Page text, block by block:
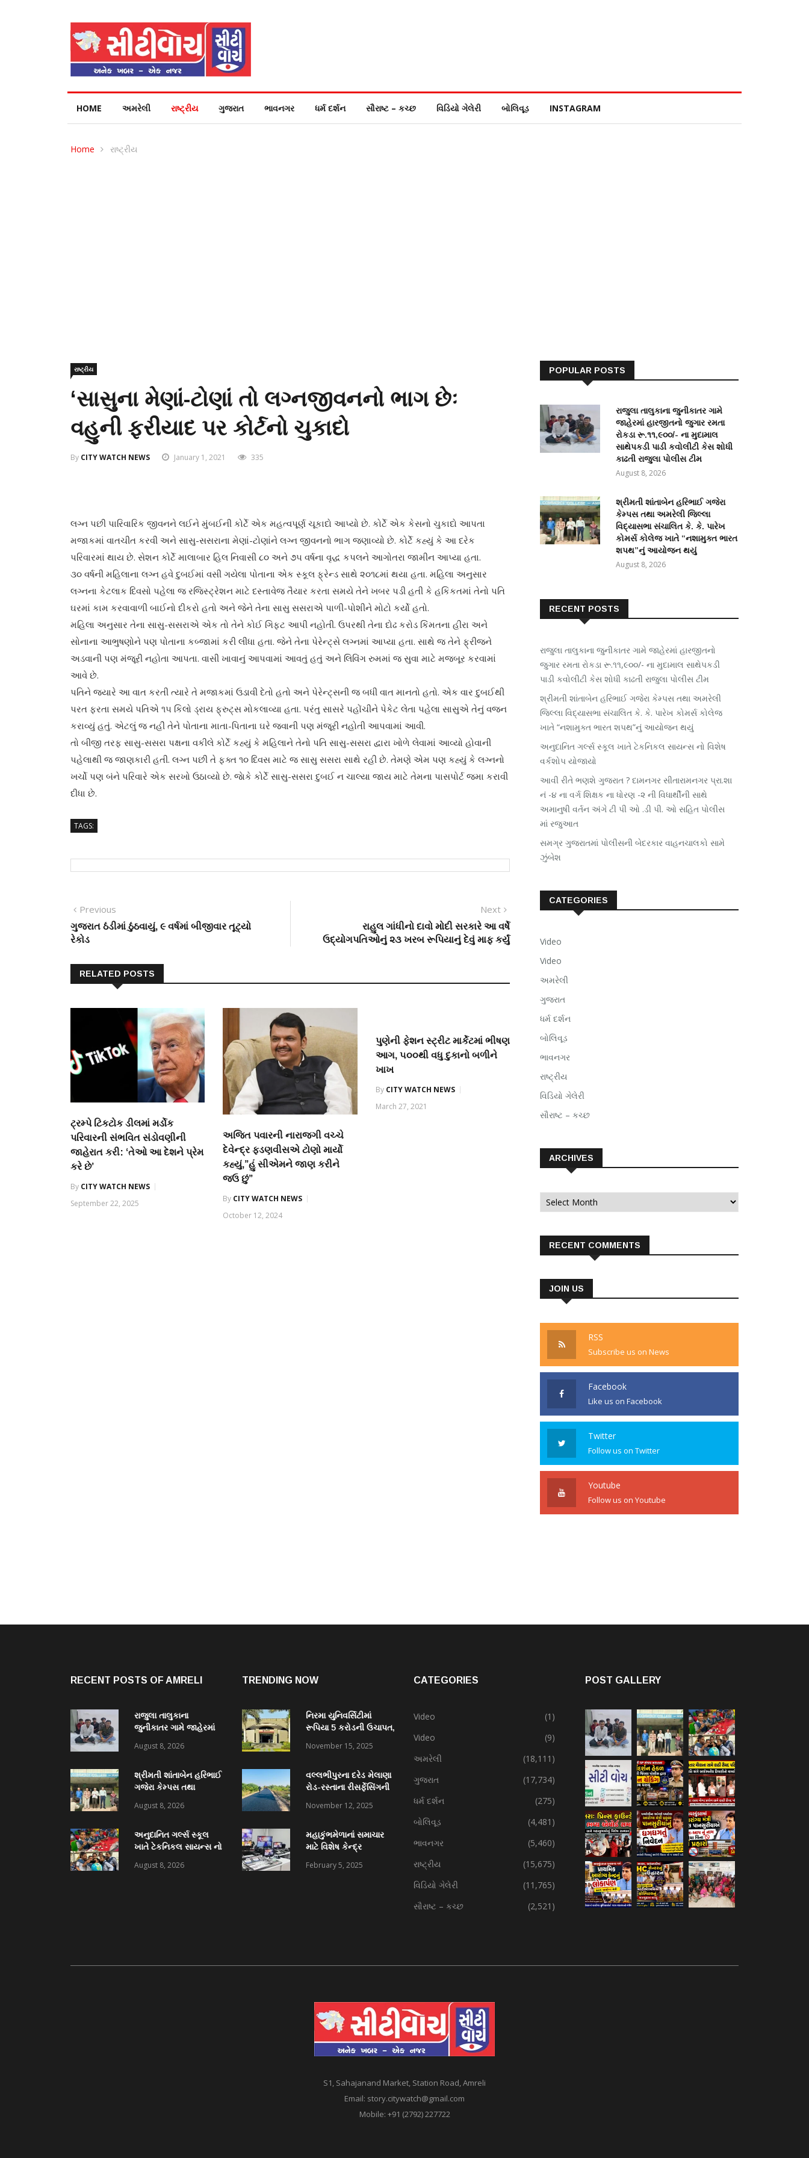
HOME અમરેલી રાષ્ટ્રીય ગુજરાત ભાવનગર ધર્મ દર્શન સૌરાષ્ટ – કચ્છ વિડિયો ગેલેરી બોલિવૂડ INSTAGRAM
Home રાષ્ટ્રીય
રાષ્ટ્રીય
‘સાસુના મેણાં-ટોણાં તો લગ્નજીવનનો ભાગ છેઃ
વહુની ફરીયાદ પર કોર્ટનો ચુકાદો
By CITY WATCH NEWS January 1, 2021 335
લગ્ન પછી પારિવારિક જીવનને લઈને મુંબઈની કોર્ટે એક મહત્વપૂર્ણ ચૂકાદો આપ્યો છે. કોર્ટે એક કેસનો ચુકાદો આપતા
મજાકમાં વાતચીત કરવી અને સાસુ-સસરાના મેણાં-ટોણાંને લગ્ન જીવનનો ભાગ જણાવ્યો છે. કોર્ટે કહ્યું કે આ દરેક
પરિવારમાં થાય છે. સેશન કોર્ટે માલાબાર હિલ નિવાસી ૮૦ અને ૭૫ વર્ષના વૃદ્ધ કપલને આગોતરા જામીન આપ્યા હતા.
૩૦ વર્ષની મહિલાના લગ્ન હવે દુબઈમાં વસી ગયેલા પોતાના એક સ્કૂલ ફ્રેન્ડ સાથે ૨૦૧૮માં થયા હતા. મહિલા અનુસાર
લગ્નના કેટલાક દિવસો પહેલા જ રજિસ્ટ્રેશન માટે દસ્તાવેજ તૈયાર કરતા સમયે તેને ખબર પડી હતી કે હકિકતમાં તેનો પતિ
ઘરમાં કામ કરવાવાળી બાઈનો દીકરો હતો અને જેને તેના સાસુ સસરાએ પાળી-પોશીને મોટો કર્યો હતો.
મહિલા અનુસાર તેના સાસુ-સસરાએ એક તો તેને કોઈ ગિફ્ટ આપી નહોતી. ઉપરથી તેના દોઢ કરોડ કિંમતના હીરા અને
સોનાના આભુષણોને પણ પોતાના કબ્જામાં કરી લીધા હતા. જેને તેના પેરેન્ટ્‌સે લગ્નમાં આપ્યા હતા. સાથે જ તેને ફ્રીજને
અડવાની પણ મંજૂરી નહોતા આપતા. વાસી ખાવાનું આપવામાં આવતું હતું અને લિવિંગ રુમમાં જ સુવા માટે મજબૂર કરવામાં
આવે છે.
પતિને જ્યારે આ વાત કરતી ત્યારે તે મજાકમાં ઉડાવી દેતો હતો અને પેરેન્ટ્‌સની જ બધી વાત માનતો હતો. એક વાર દુબઈથી
પરત ફરતા સમયે પતિએ ૧૫ કિલો ડ્રાય ફ્રુટ્‌સ મોકલાવ્યા હતા. પરંતુ સાસરે પહોંચીને પેકેટ લેતા પહેલા સાસુએ તેનું વજન
કરાવ્યું હતું. એટલું જ નહીં તેને પોતાના માતા-પિતાના ઘરે જવાની પણ મંજૂરી નહોતી આપવામાં આવી.
તો બીજી તરફ સાસુ-સસરા પક્ષના વકીલે કોર્ટે કહ્યું કે મહિલાને તેનો પતિ સાસુ-સસરા દ્વારા ખોળે લેવામાં આવ્યો હોવાની
પહેલાથી જ જાણકારી હતી. લગ્ન પછી તે ફક્ત ૧૦ દિવસ માટે જ સાસુ સસરા સાથે રહી છે. તેમણે એમ પણ કહ્યું કે લગ્નનો
ખર્ચો પણ બંને પરિવારે એક સરખો ઉઠાવ્યો છે. જાેકે કોર્ટે સાસુ-સસરા દુબઈ ન ચાલ્યા જાય માટે તેમના પાસપોર્ટ જમા કરાવી
દીધા છે.
TAGS:
Post
navigation
Previous
post:
ગુજરાત ઠંડીમાં ઠુંઠવાયું, ૯ વર્ષમાં બીજીવાર તૂટ્યો
રેકોડ
Next
post:
રાહુલ ગાંધીનો દાવો મોદી સરકારે આ વર્ષે
ઉદ્યોગપતિઓનું ૨૩ ખરબ રૂપિયાનું દેવું માફ કર્યું
RELATED POSTS
ટ્રમ્પે ટિકટોક ડીલમાં મર્ડોક
પરિવારની સંભવિત સંડોવણીની
જાહેરાત કરી: ‘તેઓ આ દેશને પ્રેમ
કરે છે’
By CITY WATCH NEWS
September 22, 2025
અજિત પવારની નારાજગી વચ્ચે
દેવેન્દ્ર ફડણવીસએ ટોણો માર્યો
કહ્યું,”હું સીએમને જાણ કરીને
જઉ છું”
By CITY WATCH NEWS
October 12, 2024
પુણેની ફેશન સ્ટ્રીટ માર્કેટમાં ભીષણ
આગ, ૫૦૦થી વધુ દુકાનો બળીને
ખાખ
By CITY WATCH NEWS
March 27, 2021
POPULAR POSTS
રાજુલા તાલુકાના જુનીકાતર ગામે
જાહેરમાં હારજીતનો જુગાર રમતા
રોકડા રૂ.૧૧,૯૦૦/- ના મુદામાલ
સાથેપકડી પાડી કવોલીટી કેસ શોધી
કાઢતી રાજુલા પોલીસ ટીમ
August 8, 2026
શ્રીમતી શાંતાબેન હરિભાઈ ગજેરા
કેમ્પસ તથા અમરેલી જિલ્લા
વિદ્યાસભા સંચાલિત કે. કે. પારેખ
કોમર્સ કોલેજ ખાતે “નશામુક્ત ભારત
શપથ”નું આયોજન થયું
August 8, 2026
RECENT POSTS
રાજુલા તાલુકાના જુનીકાતર ગામે જાહેરમાં હારજીતનો
જુગાર રમતા રોકડા રૂ.૧૧,૯૦૦/- ના મુદામાલ સાથેપકડી
પાડી કવોલીટી કેસ શોધી કાઢતી રાજુલા પોલીસ ટીમ
શ્રીમતી શાંતાબેન હરિભાઈ ગજેરા કેમ્પસ તથા અમરેલી
જિલ્લા વિદ્યાસભા સંચાલિત કે. કે. પારેખ કોમર્સ કોલેજ
ખાતે “નશામુક્ત ભારત શપથ”નું આયોજન થયું
અનુદાનિત ગર્લ્સ સ્કૂલ ખાતે ટેકનિકલ સાયન્સ નો વિશેષ
વર્કશોપ યોજાયો
આવી રીતે ભણશે ગુજરાત ? દામનગર સીતારામનગર પ્રા.શા
નં -૪ ના વર્ગ શિક્ષક ના ધોરણ -૨ ની વિધાર્થીની સાથે
અમાનુષી વર્તન અંગે ટી પી ઓ .ડી પી. ઓ સહિત પોલીસ
માં રજુઆત
સમગ્ર ગુજરાતમાં પોલીસની બેદરકાર વાહનચાલકો સામે
ઝુંબેશ
CATEGORIES
Video
Video
અમરેલી
ગુજરાત
ધર્મ દર્શન
બોલિવૂડ
ભાવનગર
રાષ્ટ્રીય
વિડિયો ગેલેરી
સૌરાષ્ટ – કચ્છ
ARCHIVES
Archives
RECENT COMMENTS
JOIN US
RSS
Subscribe us on News
Facebook
Like us on Facebook
Twitter
Follow us on Twitter
Youtube
Follow us on Youtube
RECENT POSTS OF AMRELI
રાજુલા તાલુકાના
જુનીકાતર ગામે જાહેરમાં
રોકડા રૂ.૧૧,૯૦૦/- ના
કવોલીટી કેસ શોધી કાઢતી
રાજુલા પોલીસ ટીમ
August 8, 2026
શ્રીમતી શાંતાબેન હરિભાઈ
ગજેરા કેમ્પસ તથા
વિદ્યાસભા સંચાલિત કે. કે.
“નશામુક્ત ભારત શપથ”નું
આયોજન થયું
August 8, 2026
અનુદાનિત ગર્લ્સ સ્કૂલ
ખાતે ટેકનિકલ સાયન્સ નો
August 8, 2026
TRENDING NOW
નિરમા યુનિવર્સિટીમાં
રૂપિયા 5 કરોડની ઉચાપત,
ફરિયાદ
November 15, 2025
વલ્લભીપુરના દરેડ મેલાણા
રોડ-રસ્તાના રીસર્ફેસિંગની
November 12, 2025
મહાકુંભમેળાનાં સમાચાર
માટે વિશેષ કેન્દ્ર
February 5, 2025
CATEGORIES
Video
(1)
Video
(9)
અમરેલી
(18,111)
ગુજરાત
(17,734)
ધર્મ દર્શન
(275)
બોલિવૂડ
(4,481)
ભાવનગર
(5,460)
રાષ્ટ્રીય
(15,675)
વિડિયો ગેલેરી
(11,765)
સૌરાષ્ટ – કચ્છ
(2,521)
POST GALLERY
S1, Sahajanand Market, Station Road, Amreli
Email: story.citywatch@gmail.com
Mobile: +91 (2792) 227722